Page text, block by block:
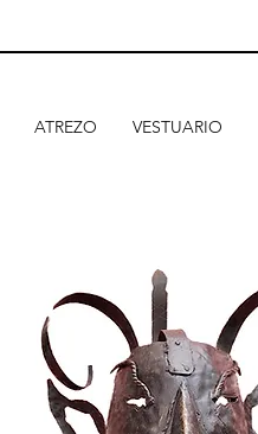
ATREZO VESTUARIO